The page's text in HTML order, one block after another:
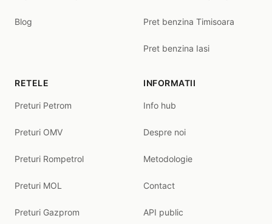
Blog Pret benzina Timisoara
Pret benzina Iasi
RETELE
Preturi Petrom
Preturi OMV
Preturi Rompetrol
Preturi MOL
Preturi Gazprom
INFORMATII
Info hub
Despre noi
Metodologie
Contact
API public